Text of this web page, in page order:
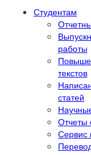
Студентам
работы
текстов
статей
Отчеты
Сервис